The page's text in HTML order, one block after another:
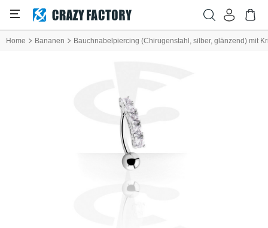
Home Bananen Bauchnabelpiercing (Chirugenstahl, silber, glänzend) mit